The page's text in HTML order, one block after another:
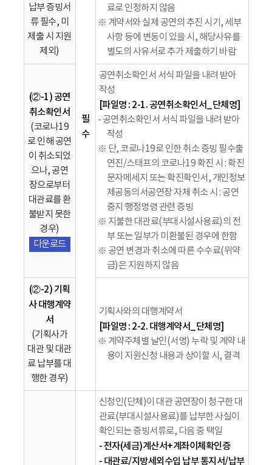
납부 증빙서
류 필수, 미
제출 시 지원
제외)
필
수
료로 인정하지 않음
※ 계약서와 실제 공연의 추진 시기, 세부
사항 등에 변동이 있을 시, 해당사유를
별도의 사유서로 추가 제출하기 바람
(②-1) 공연
취소확인서
(코로나19
로 인해 공연
이 취소되었
으나, 공연
장으로부터
대관료를 환
불받지 못한
경우)
다운로드
공연취소확인서 서식 파일을 내려 받아
작성
[파일명 : 2-1. 공연취소확인서_단체명]
- 공연취소확인서 서식 파일을 내려 받아
작성
※ 단, 코로나19로 인한 취소 증빙 필수출
연진/스태프의 코로나19 확진 시 : 확진
문자메세지 또는 확진확인서, 개인정보
제공동의서공연장 자체 취소 시 : 공연
중지 행정명령 관련 증빙
※ 지불한 대관료(부대시설사용료)의 전
부 또는 일부가 미환불된 경우에 한함
※ 공연 변경과 취소에 따른 수수료(위약
금)은 지원하지 않음
(②-2) 기획
사 대행계약
서
(기획사가
대관 및 대관
료 납부를 대
행한 경우)
기획사와의 대행계약서
[파일명 : 2-2. 대행계약서_단체명]
※ 계약주체별 날인(서명) 누락 및 계약 내
용이 지원신청 내용과 상이할 시, 결격
신청인(단체)이 대관 공연장이 청구한 대
관료(부대시설사용료)를 납부한 사실이
확인되는 증빙서류로, 다음 중 택일
- 전자(세금)계산서+계좌이체확인증
- 대관료/지방세외수입 납부 통지서/납부